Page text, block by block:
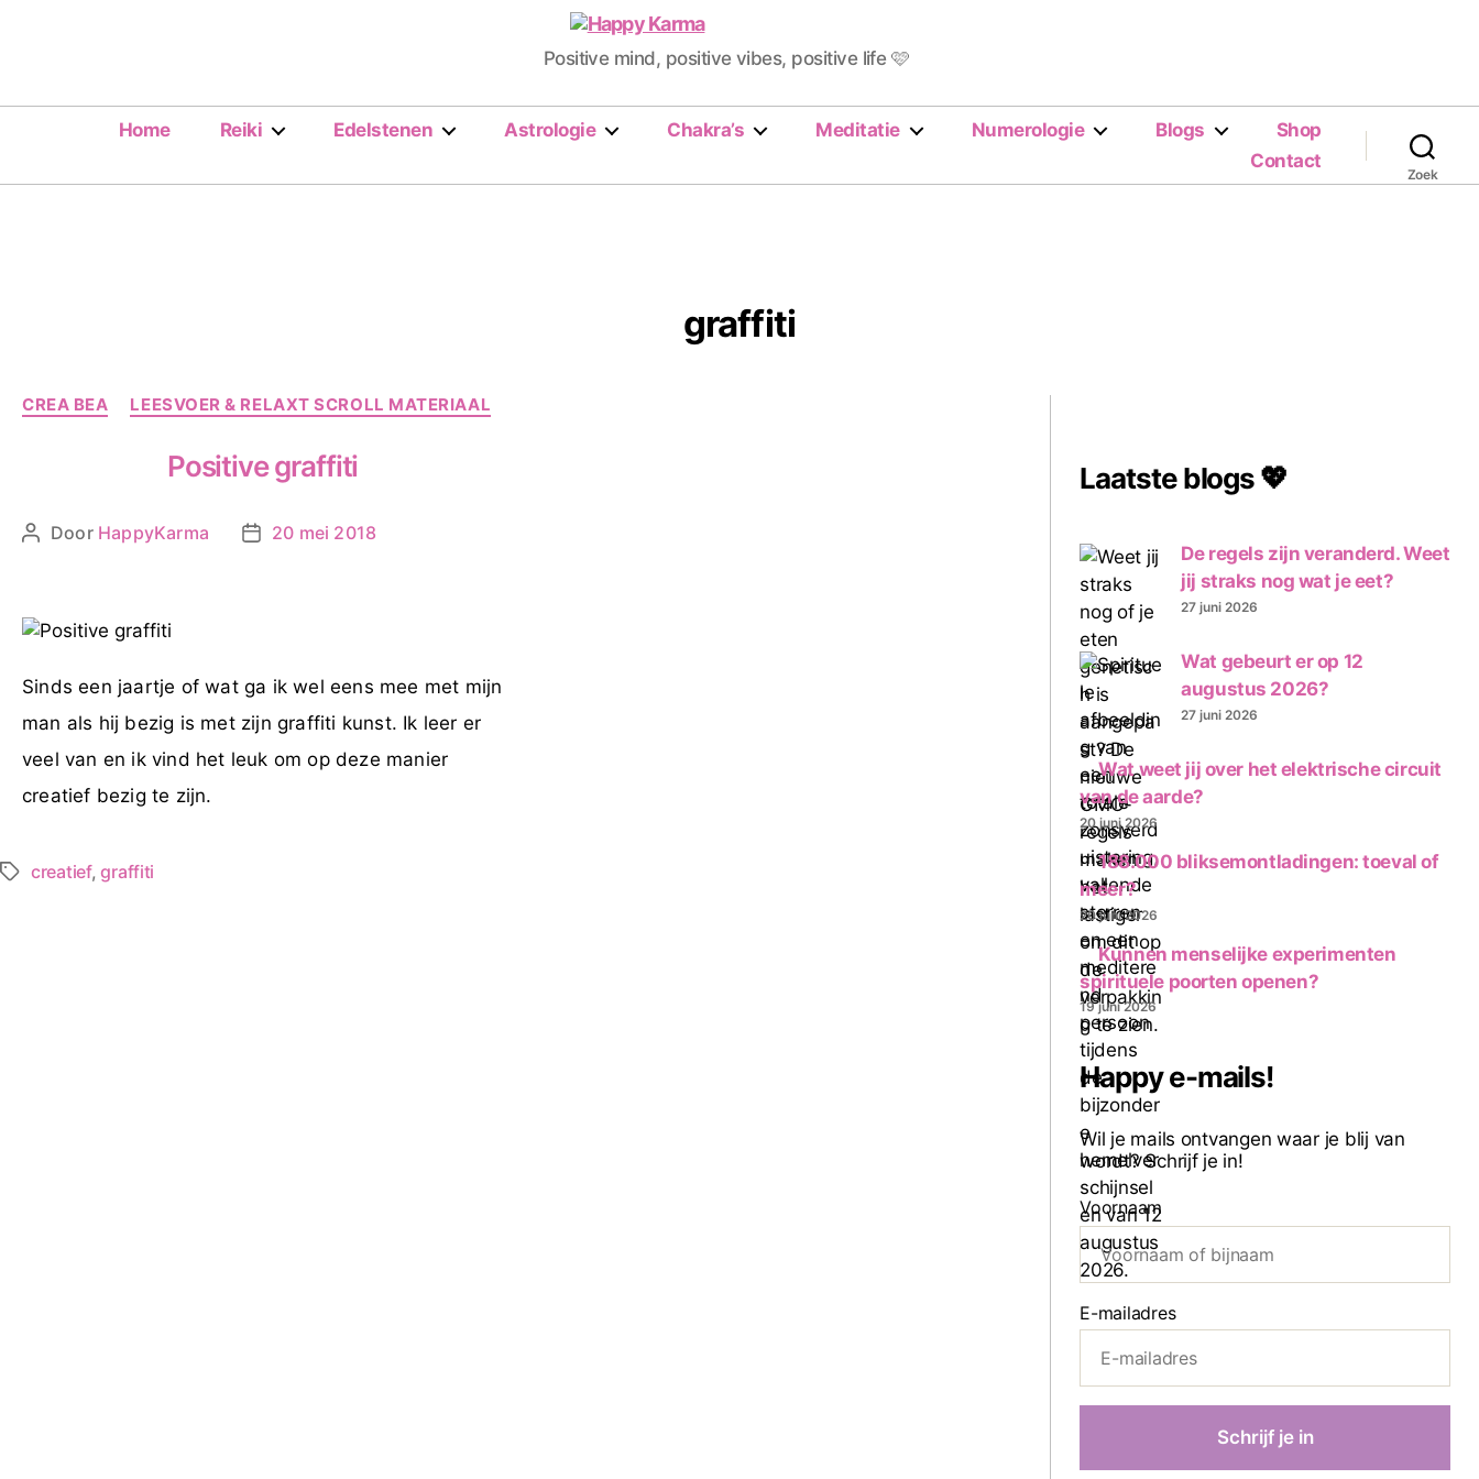
Happy
Karma
Positive mind, positive vibes, positive life 🩷
Home Reiki Edelstenen Astrologie Chakra’s Meditatie Numerologie Blogs
Shop
Contact
Zoek
graffiti
Categorieën
CREA BEA LEESVOER & RELAXT SCROLL MATERIAAL
Positive graffiti
Berichtauteur
Door HappyKarma Berichtdatum
20 mei 2018
Sinds een jaartje of wat ga ik wel eens mee met mijn
man als hij bezig is met zijn graffiti kunst. Ik leer er
veel van en ik vind het leuk om op deze manier
creatief bezig te zijn.
Tagscreatief,graffiti
Laatste blogs 💖
De regels zijn veranderd. Weet
jij straks nog wat je eet?
27 juni 2026
Wat gebeurt er op 12
augustus 2026?
27 juni 2026
Wat weet jij over het elektrische circuit
van de aarde?
20 juni 2026
188.000 bliksemontladingen: toeval of
meer?
20 juni 2026
Kunnen menselijke experimenten
spirituele poorten openen?
19 juni 2026
Happy e-mails!
Wil je mails ontvangen waar je blij van
wordt? Schrijf je in!
Voornaam
E-mailadres